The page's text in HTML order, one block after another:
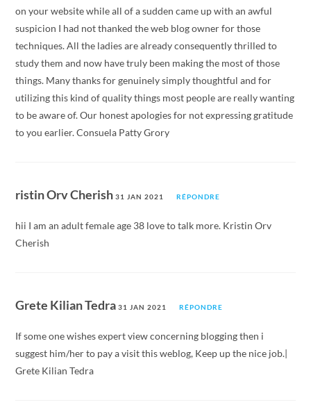
on your website while all of a sudden came up with an awful
suspicion I had not thanked the web blog owner for those
techniques. All the ladies are already consequently thrilled to
study them and now have truly been making the most of those
things. Many thanks for genuinely simply thoughtful and for
utilizing this kind of quality things most people are really wanting
to be aware of. Our honest apologies for not expressing gratitude
to you earlier. Consuela Patty Grory
ristin Orv Cherish31 JAN 2021 RÉPONDRE
hii I am an adult female age 38 love to talk more. Kristin Orv
Cherish
Grete Kilian Tedra31 JAN 2021 RÉPONDRE
If some one wishes expert view concerning blogging then i
suggest him/her to pay a visit this weblog, Keep up the nice job.|
Grete Kilian Tedra